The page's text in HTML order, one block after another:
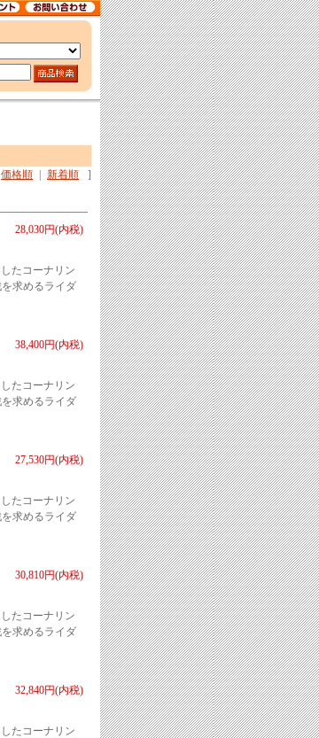
価格順 新着順
]
28,030円(内税)
たコーナリン
求めるライダ
38,400円(内税)
たコーナリン
求めるライダ
27,530円(内税)
たコーナリン
求めるライダ
30,810円(内税)
たコーナリン
求めるライダ
32,840円(内税)
たコーナリン